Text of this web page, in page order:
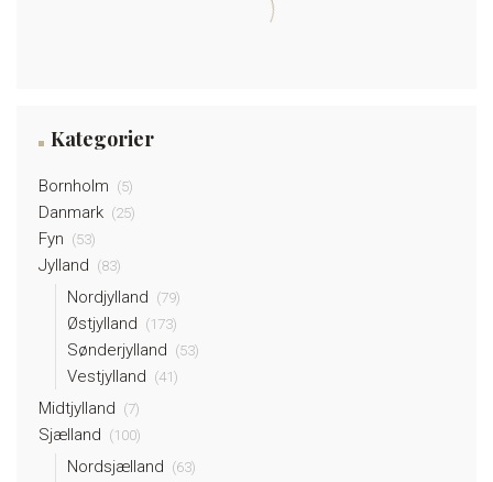
Kategorier
Bornholm (5)
Danmark (25)
Fyn (53)
Jylland (83)
Nordjylland (79)
Østjylland (173)
Sønderjylland (53)
Vestjylland (41)
Midtjylland (7)
Sjælland (100)
Nordsjælland (63)